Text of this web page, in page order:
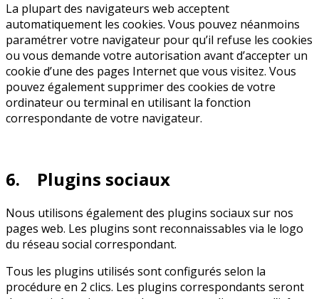
La plupart des navigateurs web acceptent
automatiquement les cookies. Vous pouvez néanmoins
paramétrer votre navigateur pour qu’il refuse les cookies
ou vous demande votre autorisation avant d’accepter un
cookie d’une des pages Internet que vous visitez. Vous
pouvez également supprimer des cookies de votre
ordinateur ou terminal en utilisant la fonction
correspondante de votre navigateur.
6. Plugins sociaux
Nous utilisons également des plugins sociaux sur nos
pages web. Les plugins sont reconnaissables via le logo
du réseau social correspondant.
Tous les plugins utilisés sont configurés selon la
procédure en 2 clics. Les plugins correspondants seront